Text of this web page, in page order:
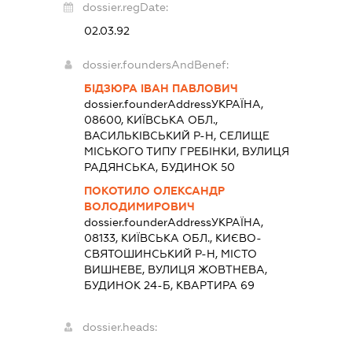
dossier.regDate:
02.03.92
dossier.foundersAndBenef:
БІДЗЮРА ІВАН ПАВЛОВИЧ
dossier.founderAddressУКРАЇНА,
08600, КИЇВСЬКА ОБЛ.,
ВАСИЛЬКІВСЬКИЙ Р-Н, СЕЛИЩЕ
МІСЬКОГО ТИПУ ГРЕБІНКИ, ВУЛИЦЯ
РАДЯНСЬКА, БУДИНОК 50
ПОКОТИЛО ОЛЕКСАНДР
ВОЛОДИМИРОВИЧ
dossier.founderAddressУКРАЇНА,
08133, КИЇВСЬКА ОБЛ., КИЄВО-
СВЯТОШИНСЬКИЙ Р-Н, МІСТО
ВИШНЕВЕ, ВУЛИЦЯ ЖОВТНЕВА,
БУДИНОК 24-Б, КВАРТИРА 69
dossier.heads: